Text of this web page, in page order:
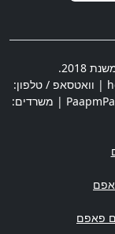
2018.
| וואטסאפ / טלפון:
פאפם